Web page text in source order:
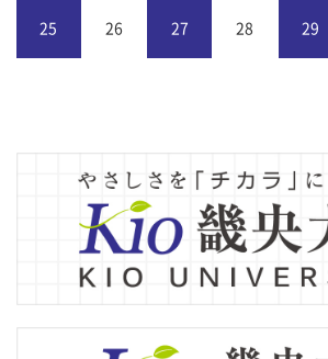
25 26 27 28 29